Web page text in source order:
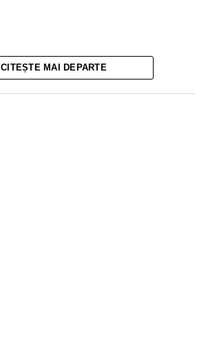
CITEȘTE MAI DEPARTE